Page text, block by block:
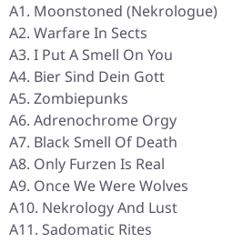
A1. Moonstoned (Nekrologue)
A2. Warfare In Sects
A3. I Put A Smell On You
A4. Bier Sind Dein Gott
A5. Zombiepunks
A6. Adrenochrome Orgy
A7. Black Smell Of Death
A8. Only Furzen Is Real
A9. Once We Were Wolves
A10. Nekrology And Lust
A11. Sadomatic Rites